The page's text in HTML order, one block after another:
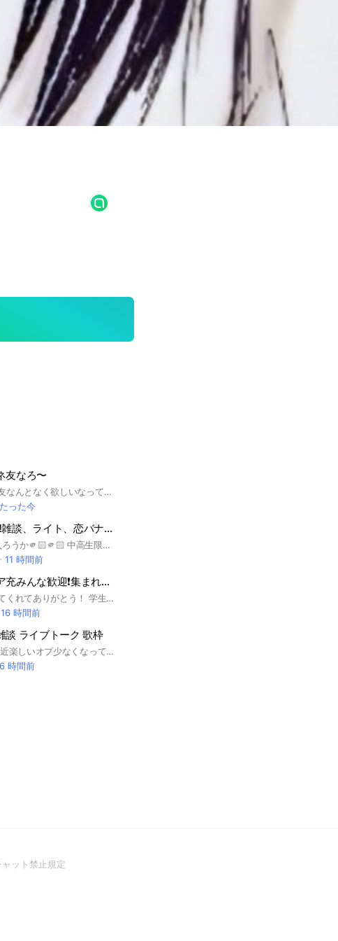
友なろ〜
このオプはネ友なんとなく欲しいなって思ったので作りました！良かったらこのオプ入って〜！ ルール 暴言悪口無視は❌️ それ以外は大事なノートでしっかり説明してるから入ってくれたら読んで欲しい🙏🏻🌟 ここまで読んだならさぁ入ろ〜！ トークの中で待ってるよ！ #中１#中２#中３#中学生#ネ友#ライブトーク#親友#ボイメ#推し#ドラマ#有名人#YouTube#トーク#中学生限定#アニメ#キャラ#恋バナ#雑談#生活音#勉強
たった今
中高生限定‼️雑談、ライト、恋バナなどしよーう‼️
そこの君〜‼️入ろうか🫵🏻🫵🏻 中高生限定オプです！新1年生も大歓迎です！ 雑談、恋バナ、ライブトークなど基本的になんでもOK‼️ 荒らしや出会い厨は蹴り対象です！詳しいルールは中に入って確認してください！！ 副官募集中です‼️ 面白い人いっぱいいるよーん 是非入ってください！ 初期アイコンお断りです❌ 設立日 12月12日✨️ #中学生#雑談#恋バナ#ライト#歌枠#同世代#大人数#高校生
11 時間前
非リアもリア充みんな歓迎❗集まれ楽しく話せる恋愛雑談オプ♪
やっほー！見てくれてありがとう！ 学生じゃなくても歓迎だよ！ 今なら君も古参になれるかも？？ 即抜け❌荒し❌出会い厨❌ みんなで楽しく話そうね！ #非リア#リア充#ライト
16 時間前
談 ライブトーク 歌枠
管理人です 最近楽しいオプ少なくなってきてるなと思ったので作りました ライブトークもするし歌も歌えるし 雑談もできるし ゆるーいオプにしたいなーって思ってます まってまーす 結構ゆるいから管理人の判断でわちゃわちゃします！ ルールとかは基本めんどくさい事起こさなかったらなんでもおっけー なかよくしましょうーー #ライブトーク #歌 #学生
6 時間前
ット禁止規定(Open